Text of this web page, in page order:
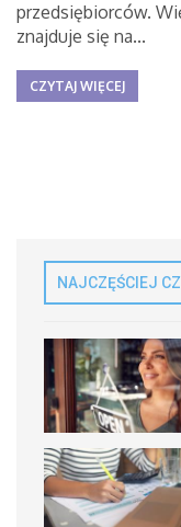
przedsiębiorców.
znajduje się na...
CZYTAJ WIĘCEJ
NAJCZĘŚCIEJ